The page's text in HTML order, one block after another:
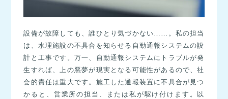
設備が故障しても、誰ひとり気づかない……。私の担当
は、水理施設の不具合を知らせる自動通報システムの設
計と工事です。万一、自動通報システムにトラブルが発
生すれば、上の悪夢が現実となる可能性があるので、社
会的責任は重大です。施工した通報装置に不具合が見つ
かると、営業所の担当、または私が駆け付けます。以